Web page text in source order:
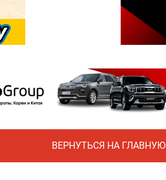
ВЕРНУТЬСЯ НА ГЛАВНУЮ